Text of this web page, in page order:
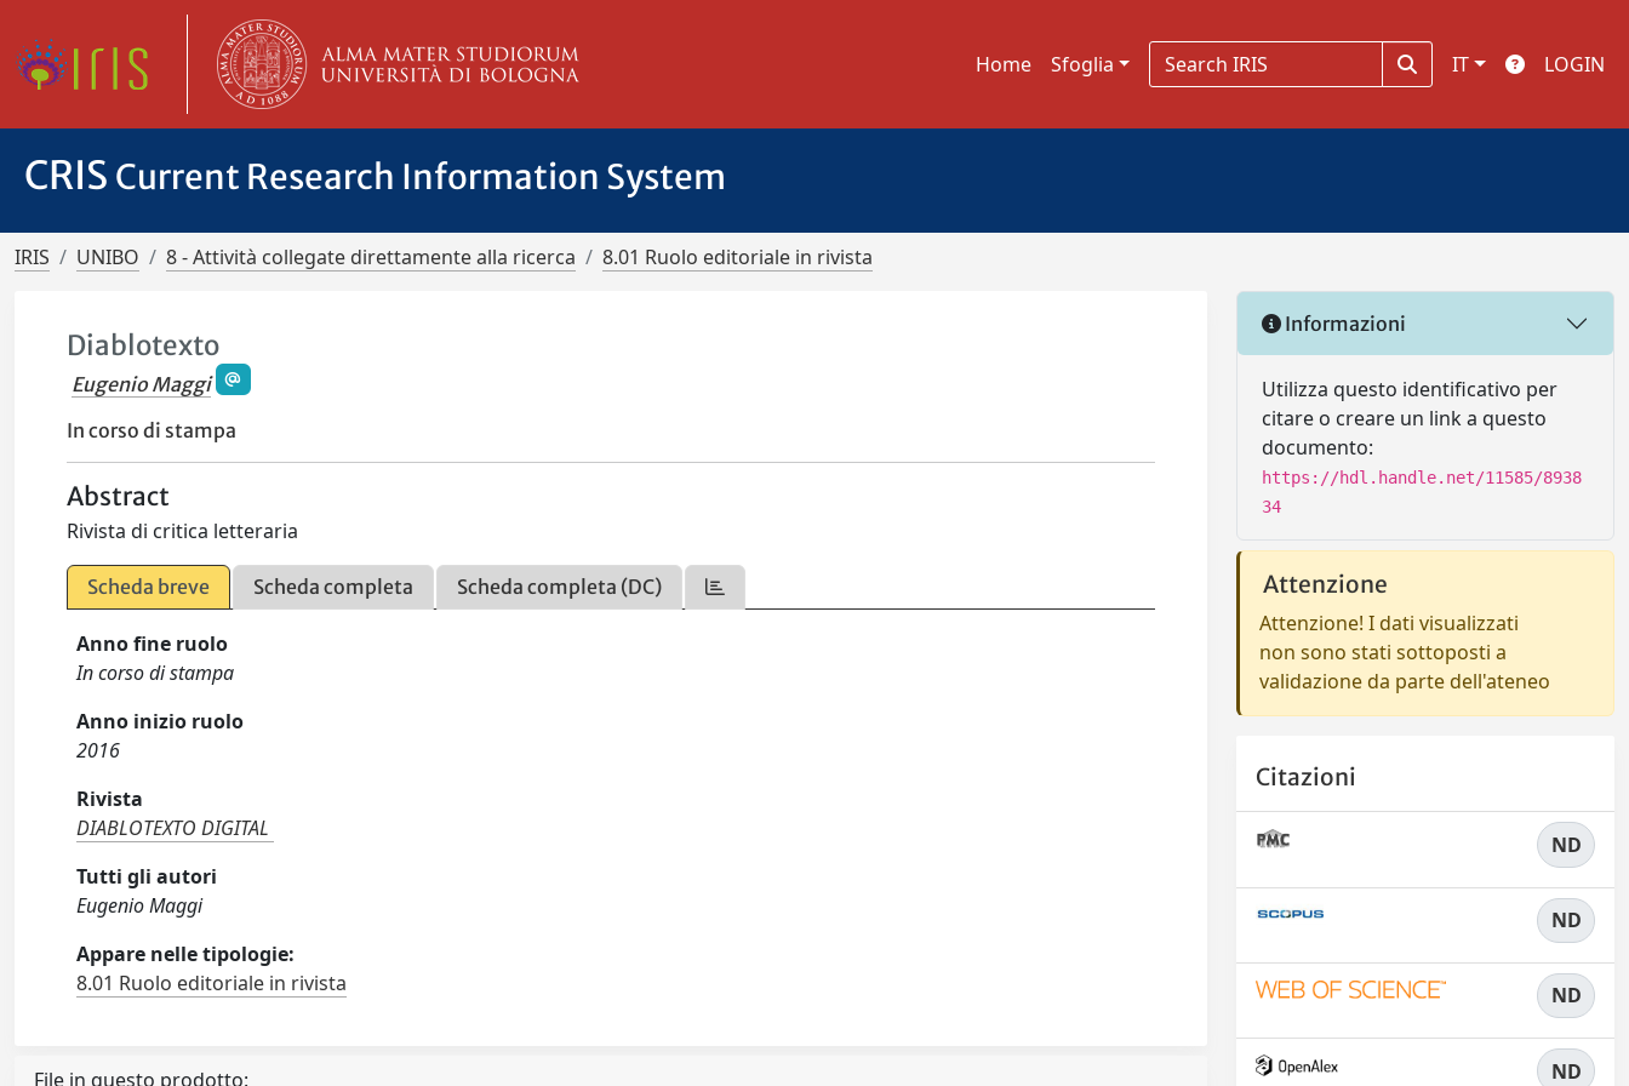
Home Sfoglia IT LOGIN
CRIS Current Research Information System
IRIS UNIBO 8 - Attività collegate direttamente alla ricerca 8.01 Ruolo editoriale in rivista
Diablotexto
Eugenio Maggi
In corso di stampa
Abstract
Rivista di critica letteraria
Scheda breve Scheda completa Scheda completa (DC)
Anno fine ruolo
In corso di stampa
Anno inizio ruolo
2016
Rivista
DIABLOTEXTO DIGITAL
Tutti gli autori
Eugenio Maggi
Appare nelle tipologie:
8.01 Ruolo editoriale in rivista
File in questo prodotto:
Informazioni
Utilizza questo identificativo per
citare o creare un link a questo
documento:
https://hdl.handle.net/11585/8938
34
Attenzione
Attenzione! I dati visualizzati
non sono stati sottoposti a
validazione da parte dell'ateneo
Citazioni
ND
ND
ND
ND